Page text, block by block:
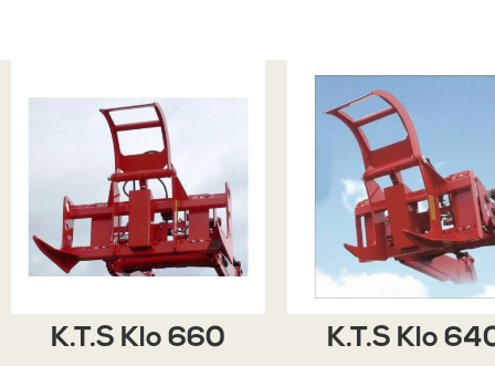
K.T.S Klo 660 K.T.S Klo